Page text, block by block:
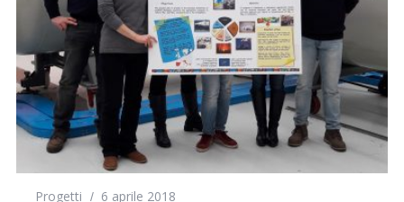
Progetti 6 aprile 2018